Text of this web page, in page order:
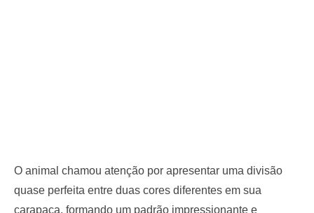
O animal chamou atenção por apresentar uma divisão
quase perfeita entre duas cores diferentes em sua
carapaça, formando um padrão impressionante e